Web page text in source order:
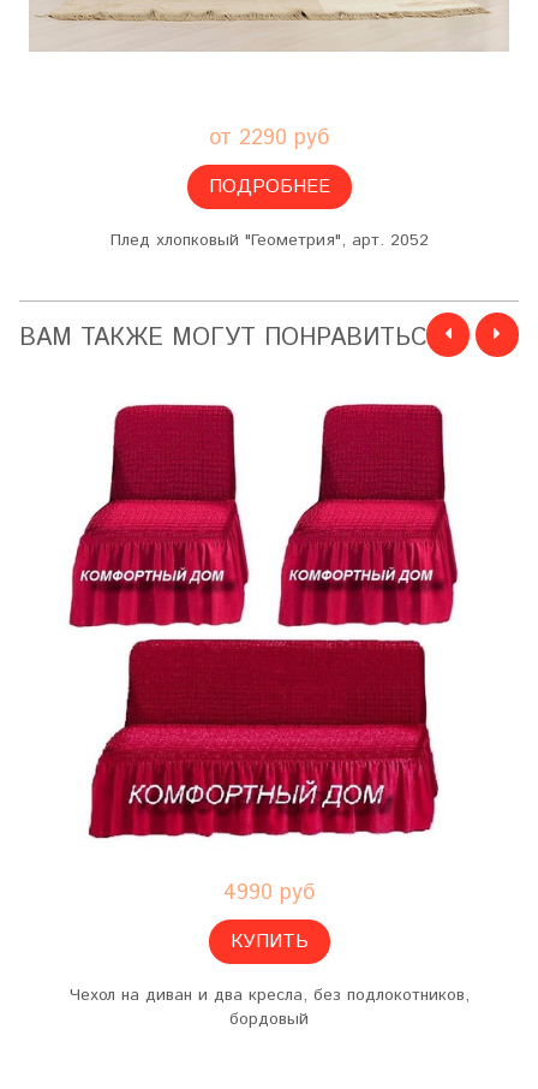
от 2290 руб
ПОДРОБНЕЕ
Плед хлопковый "Геометрия", арт. 2052
ВАМ ТАКЖЕ МОГУТ ПОНРАВИТЬСЯ
4990 руб
КУПИТЬ
Чехол на диван и два кресла, без подлокотников,
бордовый